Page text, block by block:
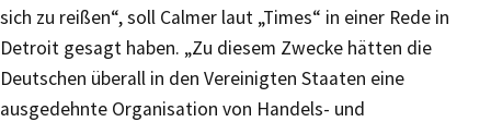
sich zu reißen“, soll Calmer laut „Times“ in einer Rede in
Detroit gesagt haben. „Zu diesem Zwecke hätten die
Deutschen überall in den Vereinigten Staaten eine
ausgedehnte Organisation von Handels- und